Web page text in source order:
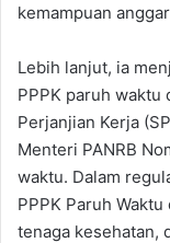
kemampuan
Lebih lanjut, ia
PPPK paruh waktu
Perjanjian Kerja
Menteri PANRB
waktu. Dalam
PPPK Paruh
tenaga kesehatan,